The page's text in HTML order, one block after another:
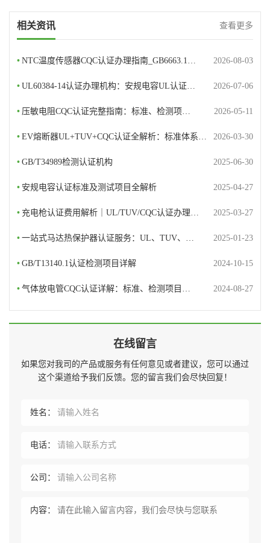
相关资讯 查看更多
• 2026-08-03
NTC温度传感器CQC认证办理指南_GB6663.1…
• 2026-07-06
UL60384-14认证办理机构：安规电容UL认证…
• 2026-05-11
压敏电阻CQC认证完整指南：标准、检测项…
• 2026-03-30
EV熔断器UL+TUV+CQC认证全解析：标准体系…
• 2025-06-30
GB/T34989检测认证机构
• 2025-04-27
安规电容认证标准及测试项目全解析
• 2025-03-27
充电枪认证费用解析｜UL/TUV/CQC认证办理…
• 2025-01-23
一站式马达热保护器认证服务：UL、TUV、…
• 2024-10-15
GB/T13140.1认证检测项目详解
• 2024-08-27
气体放电管CQC认证详解：标准、检测项目…
在线留言
如果您对我司的产品或服务有任何意见或者建议，您可以通过
这个渠道给予我们反馈。您的留言我们会尽快回复！
姓名：
电话：
公司：
内容：